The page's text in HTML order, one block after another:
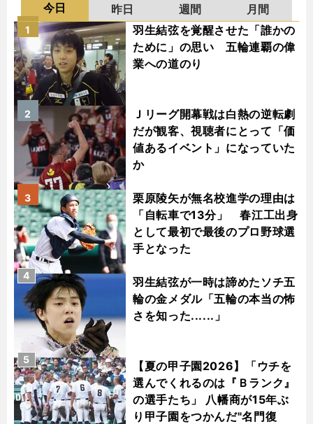
今日 昨日 週間
月間
羽生結弦を覚醒させた「誰かの
ために」の思い 五輪連覇の偉
業への道のり
1
Ｊリーグ開幕戦は白熱の逆転劇
だが観客、視聴者にとって「価
値あるイベント」になっていた
か
2
栗原陵矢が無名校進学の理由は
「自転車で13分」 春江工出身
として最初で最後のプロ野球選
手となった
3
羽生結弦が一時は諦めたソチ五
輪の金メダル「五輪の本当の怖
さを知った......」
4
【夏の甲子園2026】「ウチを
選んでくれるのは『Ｂランク』
の選手たち」 八幡商が15年ぶ
り甲子園をつかんだ"名門復
5